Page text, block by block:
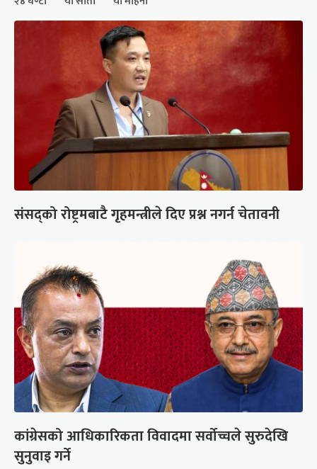
संसद्को रोष्ट्रमबाटै गृहमन्त्रीले दिए प्रश्न नगर्न चेतावनी
कांग्रेसको आधिकारिकता विवादमा सर्वोच्चले सुरुदेखि
सुनुवाइ गर्ने